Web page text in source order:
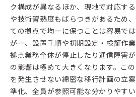
ク構成が異なるほか、現地で対応す
や技術習熟度もばらつきがあるため
ての拠点で均一に保つことは容易で
が一、設置手順や初期設定・検証作
拠点業務全体が停止したり通信障害
の影響は極めて大きくなります。こ
を発生させない綿密な移行計画の立
準化、全員が参照可能な分かりやす